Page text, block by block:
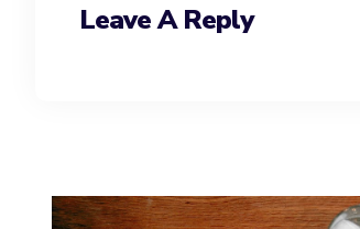
Leave A Reply